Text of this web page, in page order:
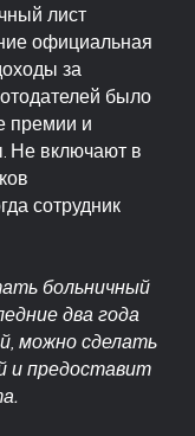
лист
официальная
за
было
премии и
Не включают в
сотрудник
больничный
два года
можно сделать
и предоставит